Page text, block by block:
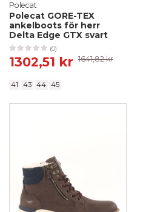
Polecat
Polecat GORE-TEX
ankelboots för herr
Delta Edge GTX svart
(0)
1302,51 kr 1641,82 kr
41 43 44 45